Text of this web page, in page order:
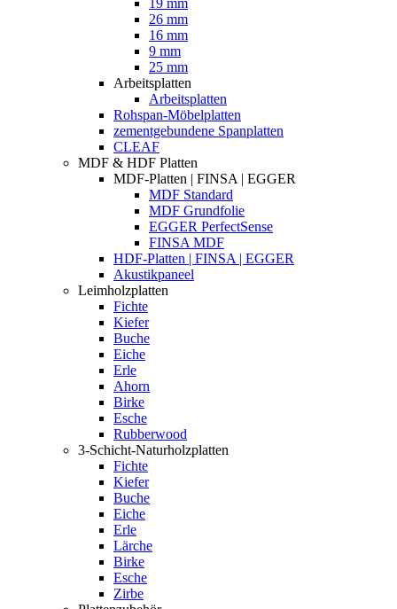
19 mm
26 mm
16 mm
9 mm
25 mm
Arbeitsplatten
Arbeitsplatten
Rohspan-Möbelplatten
zementgebundene Spanplatten
CLEAF
MDF & HDF Platten
MDF-Platten | FINSA | EGGER
MDF Standard
MDF Grundfolie
EGGER PerfectSense
FINSA MDF
HDF-Platten | FINSA | EGGER
Akustikpaneel
Leimholzplatten
Fichte
Kiefer
Buche
Eiche
Erle
Ahorn
Birke
Esche
Rubberwood
3-Schicht-Naturholzplatten
Fichte
Kiefer
Buche
Eiche
Erle
Lärche
Birke
Esche
Zirbe